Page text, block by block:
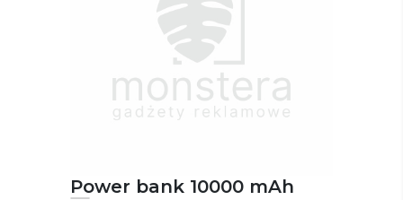
Power bank 10000 mAh